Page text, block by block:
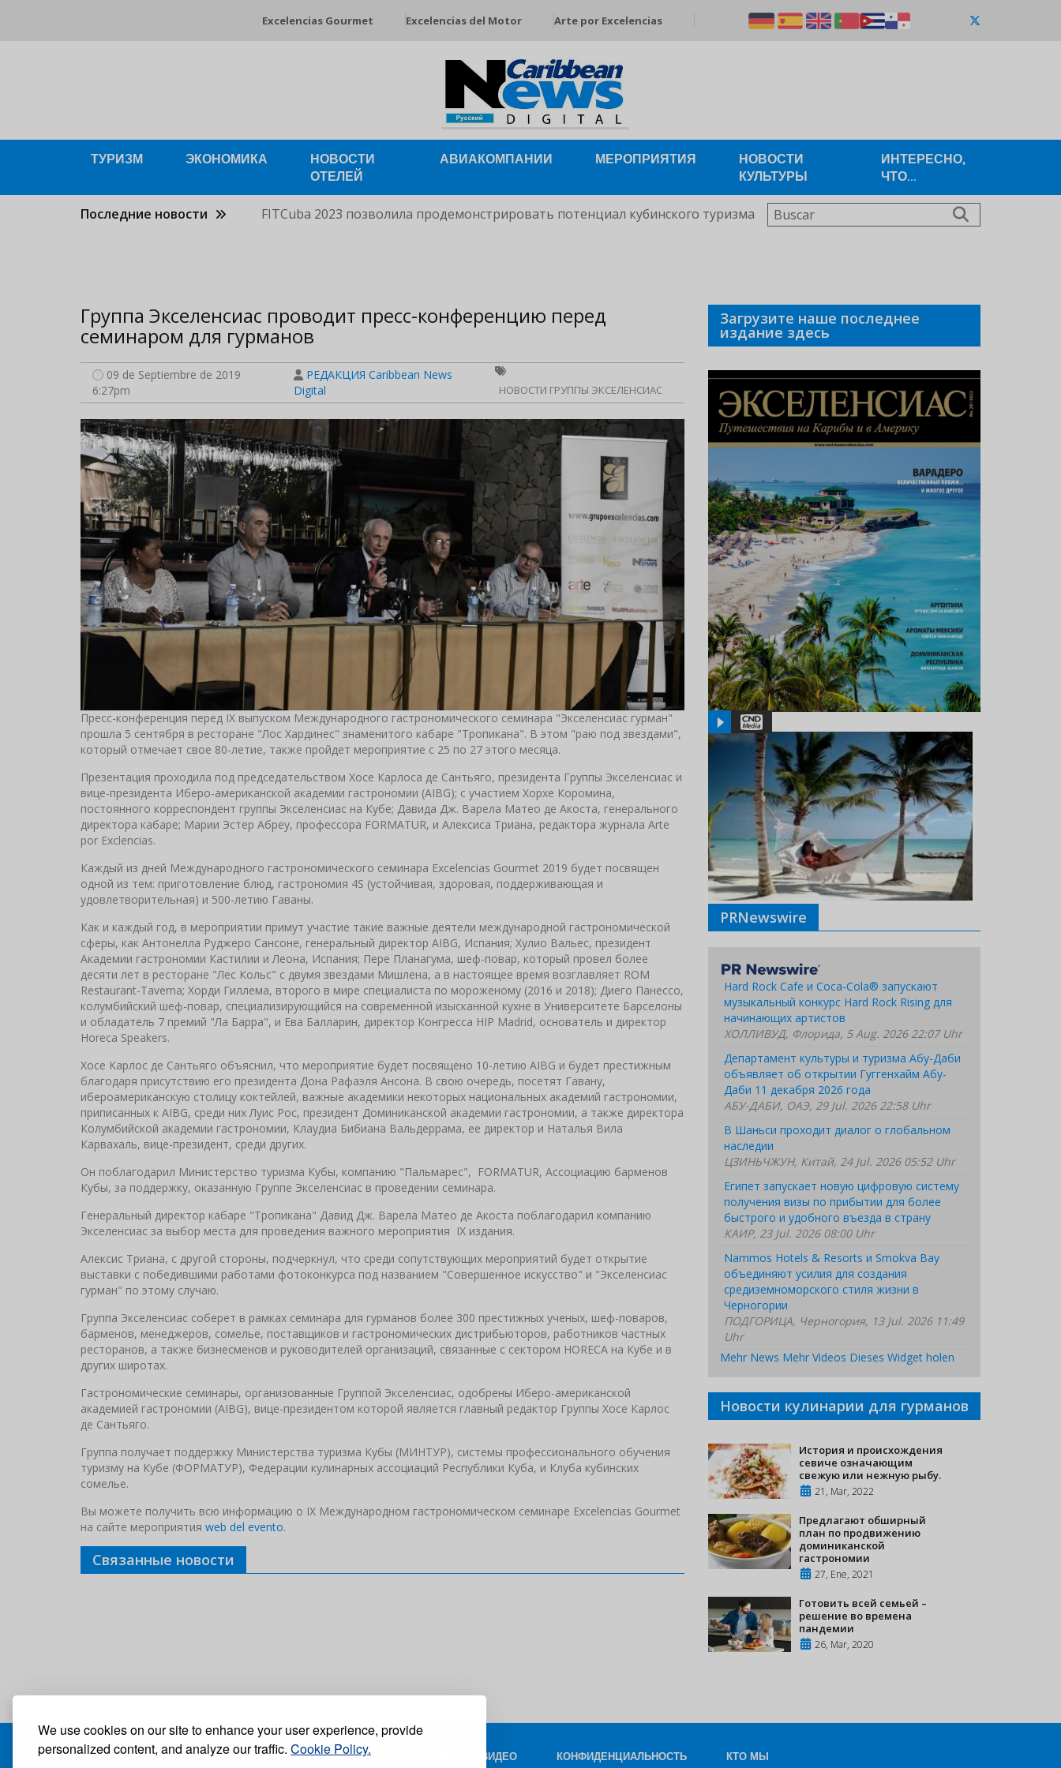
We use cookies on our site to enhance your user experience, provide
personalized content, and analyze our traffic. Cookie Policy.
Excelencias Gourmet Excelencias del Motor Arte por Excelencias
ТУРИЗМ ЭКОНОМИКА
НОВОСТИ
ОТЕЛЕЙ
АВИАКОМПАНИИ МЕРОПРИЯТИЯ
НОВОСТИ
КУЛЬТУРЫ
ИНТЕРЕСНО,
ЧТО...
Последние новости FITCuba 2023 позволила продемонстрировать потенциал кубинского туризма Buscar
Группа Экселенсиас проводит пресс-конференцию перед
семинаром для гурманов
09 de Septiembre de 2019
6:27pm
РЕДАКЦИЯ Caribbean News
Digital
НОВОСТИ ГРУППЫ ЭКСЕЛЕНСИАС
Пресс-конференция перед IX выпуском Международного гастрономического семинара "Экселенсиас гурман"
прошла 5 сентября в ресторане "Лос Хардинес" знаменитого кабаре "Тропикана". В этом "раю под звездами",
который отмечает свое 80-летие, также пройдет мероприятие с 25 по 27 этого месяца.
Презентация проходила под председательством Хосе Карлоса де Сантьяго, президента Группы Экселенсиас и
вице-президента Иберо-американской академии гастрономии (AIBG); с участием Хорхе Коромина,
постоянного корреспондент группы Экселенсиас на Кубе; Давида Дж. Варела Матео де Акоста, генерального
директора кабаре; Марии Эстер Абреу, профессора FORMATUR, и Алексиса Триана, редактора журнала Arte
por Exclencias.
Каждый из дней Международного гастрономического семинара Excelencias Gourmet 2019 будет посвящен
одной из тем: приготовление блюд, гастрономия 4S (устойчивая, здоровая, поддерживающая и
удовлетворительная) и 500-летию Гаваны.
Как и каждый год, в мероприятии примут участие такие важные деятели международной гастрономической
сферы, как Антонелла Руджеро Сансоне, генеральный директор AIBG, Испания; Хулио Вальес, президент
Академии гастрономии Кастилии и Леона, Испания; Пере Планагума, шеф-повар, который провел более
десяти лет в ресторане "Лес Кольс" с двумя звездами Мишлена, а в настоящее время возглавляет ROM
Restaurant-Taverna; Хорди Гиллема, второго в мире специалиста по мороженому (2016 и 2018); Диего Панессо,
колумбийский шеф-повар, специализирующийся на современной изысканной кухне в Университете Барселоны
и обладатель 7 премий "Ла Барра", и Ева Балларин, директор Конгресса HIP Madrid, основатель и директор
Horeca Speakers.
Хосе Карлос де Сантьяго объяснил, что мероприятие будет посвящено 10-летию AIBG и будет престижным
благодаря присутствию его президента Дона Рафаэля Ансона. В свою очередь, посетят Гавану,
ибероамериканскую столицу коктейлей, важные академики некоторых национальных академий гастрономии,
приписанных к AIBG, среди них Луис Рос, президент Доминиканской академии гастрономии, а также директора
Колумбийской академии гастрономии, Клаудиа Бибиана Вальдеррама, ее директор и Наталья Вила
Карвахаль, вице-президент, среди других.
Он поблагодарил Министерство туризма Кубы, компанию "Пальмарес", FORMATUR, Ассоциацию барменов
Кубы, за поддержку, оказанную Группе Экселенсиас в проведении семинара.
Генеральный директор кабаре "Тропикана" Давид Дж. Варела Матео де Акоста поблагодарил компанию
Экселенсиас за выбор места для проведения важного мероприятия IX издания.
Алексис Триана, с другой стороны, подчеркнул, что среди сопутствующих мероприятий будет открытие
выставки с победившими работами фотоконкурса под названием "Совершенное искусство" и "Экселенсиас
гурман" по этому случаю.
Группа Экселенсиас соберет в рамках семинара для гурманов более 300 престижных ученых, шеф-поваров,
барменов, менеджеров, сомелье, поставщиков и гастрономических дистрибьюторов, работников частных
ресторанов, а также бизнесменов и руководителей организаций, связанные с сектором HORECA на Кубе и в
других широтах.
Гастрономические семинары, организованные Группой Экселенсиас, одобрены Иберо-американской
академией гастрономии (AIBG), вице-президентом которой является главный редактор Группы Хосе Карлос
де Сантьяго.
Группа получает поддержку Министерства туризма Кубы (МИНТУР), системы профессионального обучения
туризму на Кубе (ФОРМАТУР), Федерации кулинарных ассоциаций Республики Куба, и Клуба кубинских
сомелье.
Вы можете получить всю информацию о IX Международном гастрономическом семинаре Excelencias Gourmet
на сайте мероприятия web del evento.
Связанные новости
Загрузите наше последнее
издание здесь
PRNewswire
Hard Rock Cafe и Coca-Cola® запускают
музыкальный конкурс Hard Rock Rising для
начинающих артистов
ХОЛЛИВУД, Флорида, 5 Aug. 2026 22:07 Uhr
Департамент культуры и туризма Абу-Даби
объявляет об открытии Гуггенхайм Абу-
Даби 11 декабря 2026 года
АБУ-ДАБИ, ОАЭ, 29 Jul. 2026 22:58 Uhr
В Шаньси проходит диалог о глобальном
наследии
ЦЗИНЬЧЖУН, Китай, 24 Jul. 2026 05:52 Uhr
Египет запускает новую цифровую систему
получения визы по прибытии для более
быстрого и удобного въезда в страну
КАИР, 23 Jul. 2026 08:00 Uhr
Nammos Hotels & Resorts и Smokva Bay
объединяют усилия для создания
средиземноморского стиля жизни в
Черногории
ПОДГОРИЦА, Черногория, 13 Jul. 2026 11:49
Uhr
Mehr News Mehr Videos Dieses Widget holen
Новости кулинарии для гурманов
История и происхождения
севиче означающим
свежую или нежную рыбу.
21, Mar, 2022
Предлагают обширный
план по продвижению
доминиканской
гастрономии
27, Ene, 2021
Готовить всей семьей –
решение во времена
пандемии
26, Mar, 2020
БЛОГ КОНТАКТ ФОТО И ВИДЕО КОНФИДЕНЦИАЛЬНОСТЬ КТО МЫ